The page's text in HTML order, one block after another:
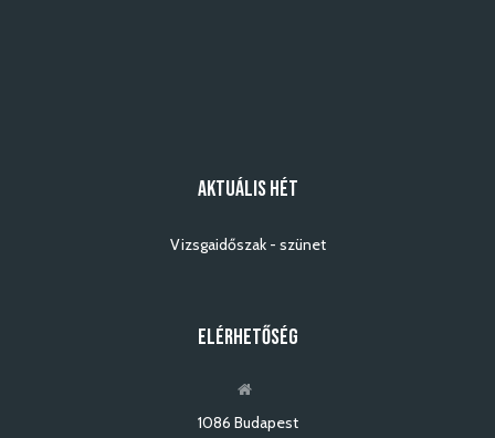
AKTUÁLIS HÉT
Vizsgaidőszak - szünet
ELÉRHETŐSÉG
1086 Budapest